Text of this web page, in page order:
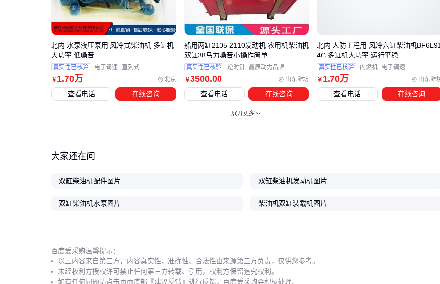
🔧
五、双缸柴油机日常维护，这些细节不能忽视
设备寿命80%取决于日常维护质量：
磨合期管理：新机前50小时需限制在80%负荷内，每10小时
油品选择
：CH-4级以上机油才能满足四冲程双缸柴油机
的
润滑需求
力"三角关系。农业用户应重点考察扭矩曲线是否匹配农具特
￥ 1.70万 北京
北内 水泵液压泵用 风冷式柴油机 多缸机
大功率 低噪音
真实性已核验 电子调速 直列式
查看电话 在线咨询
￥3500.00 山东潍坊
船用两缸2105 2110发动机 农用机柴油机
双缸38马力噪音小操作简单
真实性已核验 逆时针 鑫辰动力品牌
查看电话 在线咨询
￥ 1.70万 山东潍
北内 人防工程用 风冷六缸柴油机
4C 多缸机大功率 运行平稳
真实性已核验 内燃机 电子调速
查看电话 在线咨询
展开更多
大家还在问
双缸柴油机配件图片 双缸柴油机发动机图片
双缸柴油机水泵图片 柴油机双缸装载机图片
百度爱采购温馨提示：
以上内容来自第三方，内容真实性、准确性、合法性由来源第三方负责，仅供您参考。
未经权利方授权许可禁止任何第三方转载、引用，权利方保留追究权利。
如有任何问题请点击页面底部『建议反馈』进行反馈，百度爱采购会积极处理。